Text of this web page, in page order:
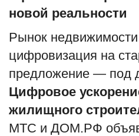
Образование
Шоу-бизнес
В мире
новой реальности
Рынок
цифровизация на
предложение — под
Цифровое
жилищного
МТС и ДОМ.PФ